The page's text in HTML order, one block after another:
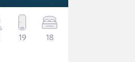
19 18